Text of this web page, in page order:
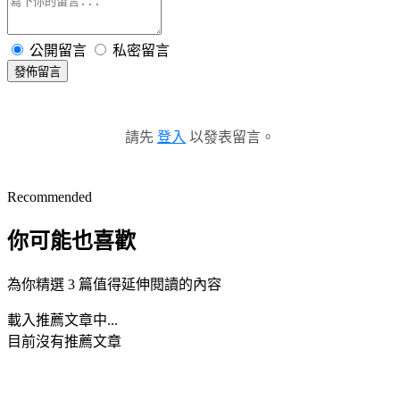
公開留言 私密留言
發佈留言
請先 登入 以發表留言。
Recommended
你可能也喜歡
為你精選 3 篇值得延伸閱讀的內容
載入推薦文章中...
目前沒有推薦文章